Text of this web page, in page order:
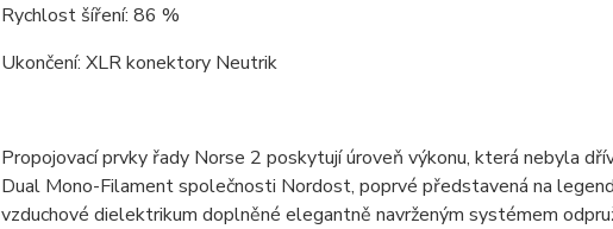
Rychlost šíření: 86 %
Ukončení: XLR konektory Neutrik
Propojovací prvky řady Norse 2 poskytují úroveň výkonu, která nebyla
Dual Mono-Filament společnosti Nordost, poprvé představená na
vzduchové dielektrikum doplněné elegantně navrženým systémem